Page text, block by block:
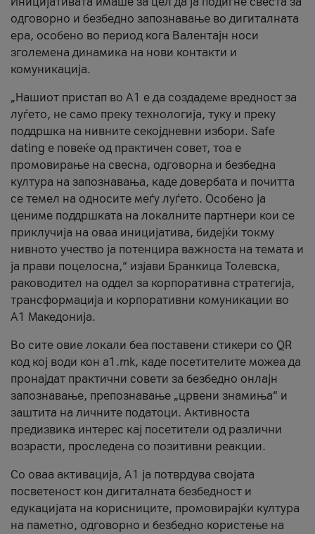
одговорно и безбедно запознавање во дигиталната
ера, особено во период кога Валентајн носи
зголемена динамика на нови контакти и
комуникација.
„Нашиот пристап во А1 е да создадеме вредност за
луѓето, не само преку технологија, туку и преку
поддршка на нивните секојдневни избори. Safe
dating е повеќе од практичен совет, тоа е
промовирање на свесна, одговорна и безбедна
култура на запознавања, каде довербата и почитта
се темел на односите меѓу луѓето. Особено ја
цениме поддршката на локалните партнери кои се
приклучија на оваа иницијатива, бидејќи токму
нивното учество ја потенцира важноста на темата и
ја прави поцелосна,“ изјави Бранкица Толевска,
раководител на оддел за корпоративна стратегија,
трансформација и корпоративни комуникации во
А1 Македонија.
Во сите овие локали беа поставени стикери со QR
код кој води кон a1.mk, каде посетителите можеа да
пронајдат практични совети за безбедно онлајн
запознавање, препознавање „црвени знамиња“ и
заштита на личните податоци. Активноста
предизвика интерес кај посетители од различни
возрасти, проследена со позитивни реакции.
Со оваа активација, А1 ја потврдува својата
посветеност кон дигиталната безбедност и
едукацијата на корисниците, промовирајќи култура
на паметно, одговорно и безбедно користење на